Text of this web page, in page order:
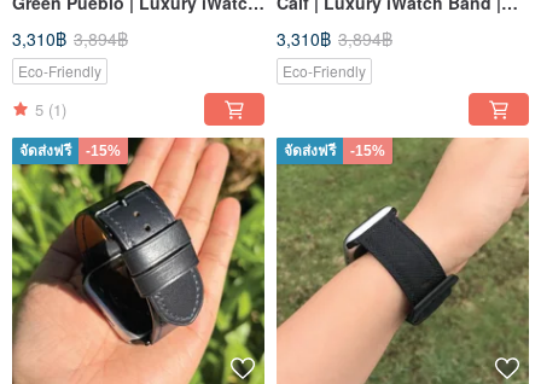
Band | Elegant & Heavy
3,310฿ 3,894฿
Eco-Friendly
5 (1)
Elegant & Heavy
3,310฿ 3,894฿
Eco-Friendly
จัดส่งฟรี -15% จัดส่งฟรี -15%